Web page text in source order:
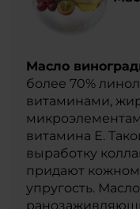
Масло
более 70%
витаминами,
витамина Е.
выработку
придают
упругость.